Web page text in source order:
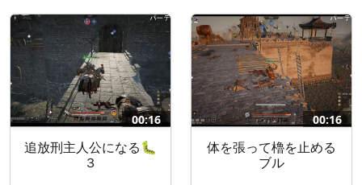
00:16
追放刑主人公になる🐛
３
00:16
体を張って櫓を止める
ブル